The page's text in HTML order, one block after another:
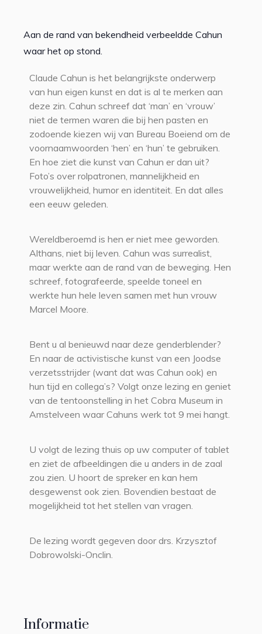
Informatie
Aan de rand van bekendheid verbeeldde Cahun
waar het op stond.
Claude Cahun is het belangrijkste onderwerp
van hun eigen kunst en dat is al te merken aan
deze zin. Cahun schreef dat ‘man’ en ‘vrouw’
niet de termen waren die bij hen pasten en
zodoende kiezen wij van Bureau Boeiend om de
voornaamwoorden ‘hen’ en ‘hun’ te gebruiken.
En hoe ziet die kunst van Cahun er dan uit?
Foto’s over rolpatronen, mannelijkheid en
vrouwelijkheid, humor en identiteit. En dat alles
een eeuw geleden.
Wereldberoemd is hen er niet mee geworden.
Althans, niet bij leven. Cahun was surrealist,
maar werkte aan de rand van de beweging. Hen
schreef, fotografeerde, speelde toneel en
werkte hun hele leven samen met hun vrouw
Marcel Moore.
Bent u al benieuwd naar deze genderblender?
En naar de activistische kunst van een Joodse
verzetsstrijder (want dat was Cahun ook) en
hun tijd en collega’s? Volgt onze lezing en geniet
van de tentoonstelling in het Cobra Museum in
Amstelveen waar Cahuns werk tot 9 mei hangt.
U volgt de lezing thuis op uw computer of tablet
en ziet de afbeeldingen die u anders in de zaal
zou zien. U hoort de spreker en kan hem
desgewenst ook zien. Bovendien bestaat de
mogelijkheid tot het stellen van vragen.
De lezing wordt gegeven door drs. Krzysztof
Dobrowolski-Onclin.